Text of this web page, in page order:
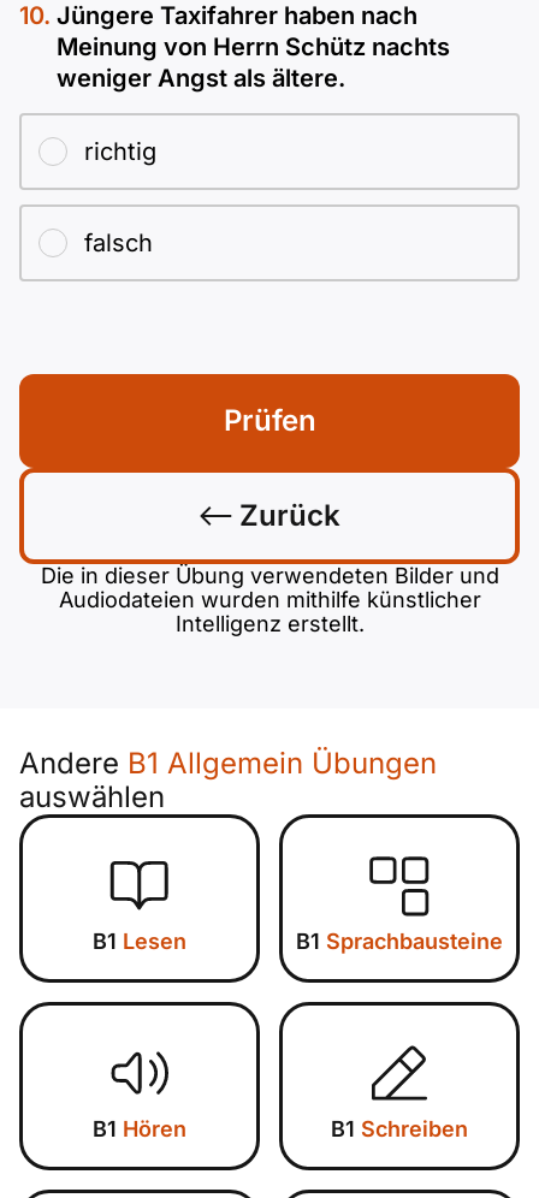
Jüngere Taxifahrer haben nach
Meinung von Herrn Schütz nachts
weniger Angst als ältere.
richtig
falsch
Zurück
Prüfen
Die in dieser Übung verwendeten Bilder und
Audiodateien wurden mithilfe künstlicher
Intelligenz erstellt.
Andere B1 Allgemein Übungen
auswählen
B1 Lesen B1 Sprachbausteine
B1 Hören B1 Schreiben